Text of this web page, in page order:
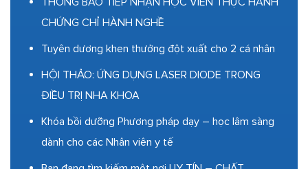
CHỨNG CHỈ HÀNH NGHỀ
Tuyên dương khen thưởng đột xuất cho 2 cá nhân
HỘI THẢO: ỨNG DỤNG LASER DIODE TRONG
ĐIỀU TRỊ NHA KHOA
Khóa bồi dưỡng Phương pháp dạy – học lâm sàng
dành cho các Nhân viên y tế